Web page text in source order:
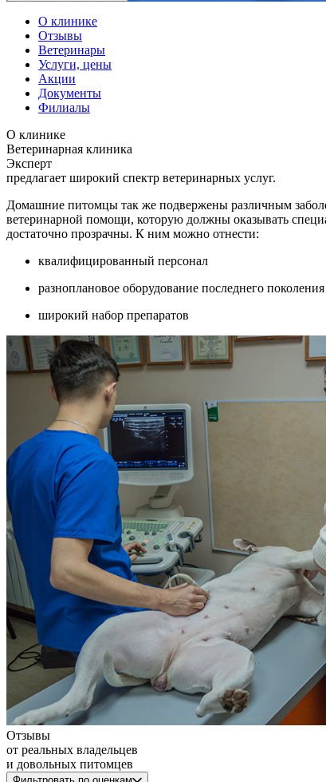
О клинике
Отзывы
Ветеринары
Услуги, цены
Акции
Документы
Филиалы
О клинике
Ветеринарная клиника
Эксперт
предлагает широкий спектр ветеринарных услуг.
Домашние питомцы так же подвержены различным
ветеринарной помощи, которую должны оказывать
достаточно прозрачны. К ним можно отнести:
квалифицированный персонал
разноплановое оборудование последнего поколения
широкий набор препаратов
Отзывы
от реальных владельцев
и довольных питомцев